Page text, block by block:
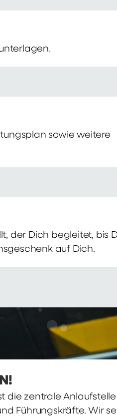
sowie weitere
der Dich begleitet, bis
auf Dich.
die zentrale
Führungskräfte. Wir